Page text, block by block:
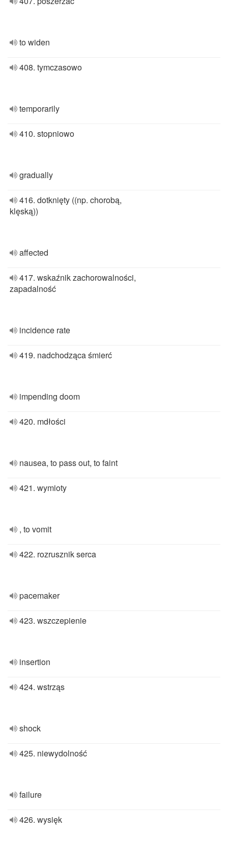
to widen
408. tymczasowo
temporarily
410. stopniowo
gradually
416. dotknięty ((np. chorobą,
klęską))
affected
417. wskaźnik zachorowalności,
zapadalność
incidence rate
419. nadchodząca śmierć
impending doom
420. mdłości
nausea, to pass out, to faint
421. wymioty
, to vomit
422. rozrusznik serca
pacemaker
423. wszczepienie
insertion
424. wstrząs
shock
425. niewydolność
failure
426. wysięk